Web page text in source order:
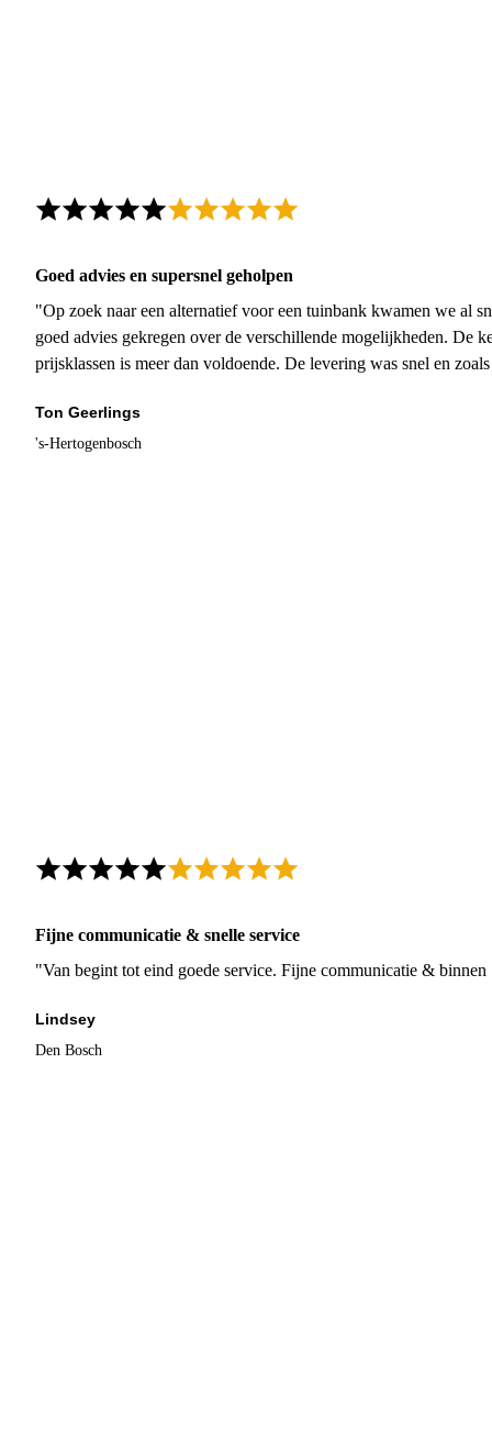
Goed advies en supersnel geholpen
"Op zoek naar een alternatief voor een tuinbank kwamen we al
goed advies gekregen over de verschillende mogelijkheden. De
prijsklassen is meer dan voldoende. De levering was snel en
Ton Geerlings
's-Hertogenbosch
Fijne communicatie & snelle service
"Van begint tot eind goede service. Fijne communicatie &
Lindsey
Den Bosch